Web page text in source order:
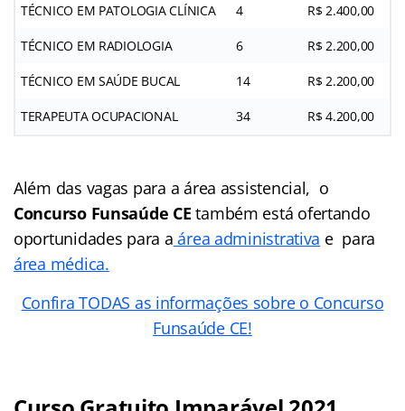
TÉCNICO EM PATOLOGIA CLÍNICA 4 R$ 2.400,00
TÉCNICO EM RADIOLOGIA 6 R$ 2.200,00
TÉCNICO EM SAÚDE BUCAL 14 R$ 2.200,00
TERAPEUTA OCUPACIONAL 34 R$ 4.200,00
Além das vagas para a área assistencial, o
Concurso Funsaúde CE também está ofertando
oportunidades para a área administrativa e para
área médica.
Confira TODAS as informações sobre o Concurso
Funsaúde CE!